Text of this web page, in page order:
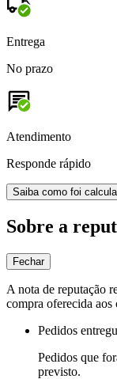
Entrega
No prazo
Atendimento
Responde rápido
Saiba como foi
Sobre a
Fechar
A nota de reputação
compra oferecida aos
Pedidos
Pedidos que
previsto.